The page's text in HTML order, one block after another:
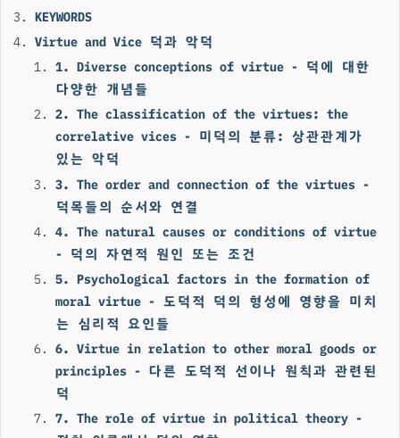
KEYWORDS
Virtue and Vice 덕과 악덕
1. Diverse conceptions of virtue - 덕에 대한
다양한 개념들
2. The classification of the virtues: the
correlative vices - 미덕의 분류: 상관관계가
있는 악덕
3. The order and connection of the virtues -
덕목들의 순서와 연결
4. The natural causes or conditions of virtue
- 덕의 자연적 원인 또는 조건
5. Psychological factors in the formation of
moral virtue - 도덕적 덕의 형성에 영향을 미치
는 심리적 요인들
6. Virtue in relation to other moral goods or
principles - 다른 도덕적 선이나 원칙과 관련된
덕
7. The role of virtue in political theory -